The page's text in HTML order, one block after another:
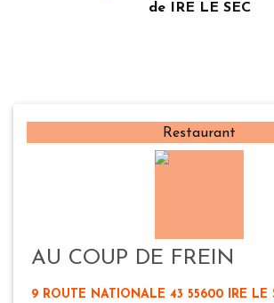
de IRE LE SEC
Restaurant
AU COUP DE FREIN
9 ROUTE NATIONALE 43 55600 IRE LE